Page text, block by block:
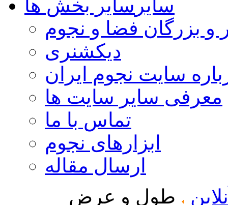
سایر سایر بخش ها
و بزرگان فضا و نجوم
دیکشنری
سایت نجوم ایران
معرفی سایر سایت ها
تماس با ما
ابزارهای نجوم
ارسال مقاله
طول و عرض